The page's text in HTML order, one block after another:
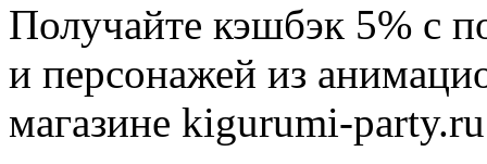
Получайте кэшбэк 5% с
и персонажей из
магазине kigurumi-